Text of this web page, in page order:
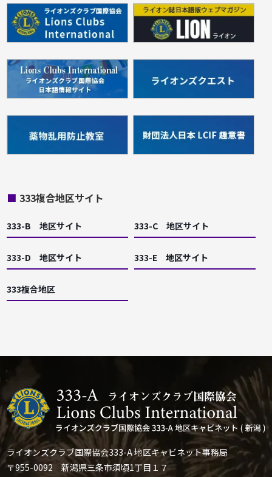
■ 333複合地区サイト
333-B 地区サイト 333-C 地区サイト
333-D 地区サイト 333-E 地区サイト
333複合地区
ライオンズクラブ国際協会333-A 地区キャビネット事務局
〒955-0092 新潟県三条市須頃1丁目１７